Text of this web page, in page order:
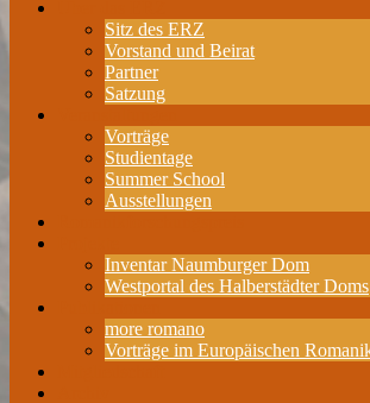
Sitz des ERZ
Vorstand und Beirat
Partner
Satzung
Vorträge
Studientage
Summer School
Ausstellungen
Inventar Naumburger Dom
Westportal des Halberstädter Doms
more romano
Vorträge im Europäischen